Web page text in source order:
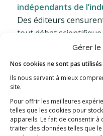
Gérer
Nos cookies ne sont pas
Ils nous servent à mieux
site.
Pour offrir les meilleures
telles que les cookies pour
appareils. Le fait de consentir
traiter des données telles que
indépendants de
Des éditeurs
tout débat
aujourd’hui. Certains
accusations de fake
la vérité scientifique.
Alors, nous
• Dominique Martin